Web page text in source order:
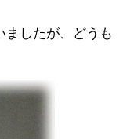
ましたが、どうも